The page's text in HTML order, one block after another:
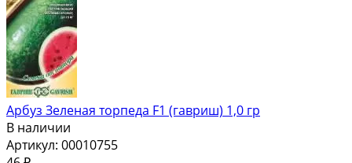
Арбуз Зеленая торпеда F1 (гавриш) 1,0 гр
В наличии
Артикул: 00010755